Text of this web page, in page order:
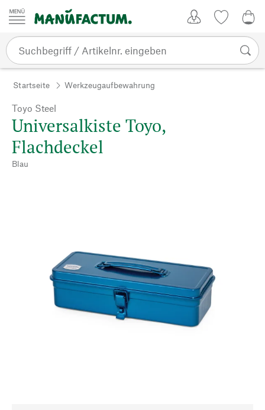
Zum Inhalt springen
Startseite Werkzeugaufbewahrung
Toyo Steel
Universalkiste Toyo,
Flachdeckel
Blau